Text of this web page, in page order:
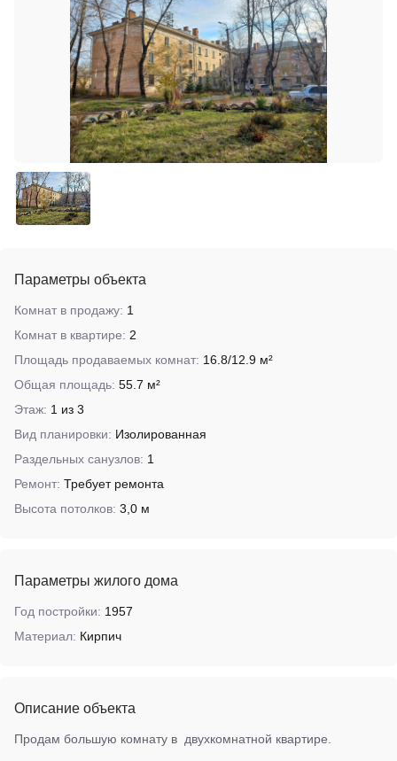
Параметры объекта
Комнат в продажу: 1
Комнат в квартире: 2
Площадь продаваемых комнат: 16.8/12.9 м²
Общая площадь: 55.7 м²
Этаж: 1 из 3
Вид планировки: Изолированная
Раздельных санузлов: 1
Ремонт: Требует ремонта
Высота потолков: 3,0 м
Параметры жилого дома
Год постройки: 1957
Материал: Кирпич
Описание объекта
Продам большую комнату в двухкомнатной квартире.